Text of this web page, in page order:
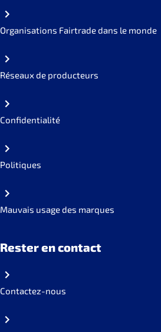
Organisations Fairtrade dans le monde
Réseaux de producteurs
Confidentialité
Politiques
Mauvais usage des marques
Rester en contact
Contactez-nous